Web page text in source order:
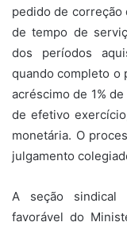
pedido de correção
de tempo de
dos períodos
quando completo o
acréscimo de 1%
de efetivo
monetária. O
julgamento
A seção sindical
favorável do